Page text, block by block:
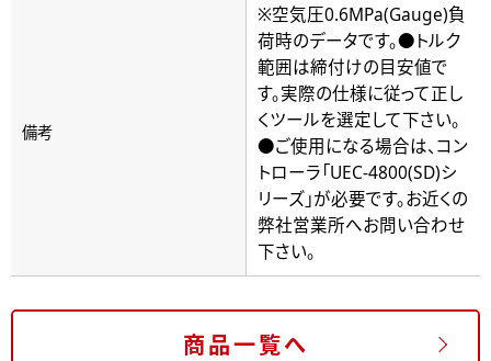
備考
※空気圧0.6MPa(Gauge)負
荷時のデータです。●トルク
範囲は締付けの目安値で
す。実際の仕様に従って正し
くツールを選定して下さい。
●ご使用になる場合は、コン
トローラ「UEC-4800(SD)シ
リーズ」が必要です。お近くの
弊社営業所へお問い合わせ
下さい。
商品一覧へ